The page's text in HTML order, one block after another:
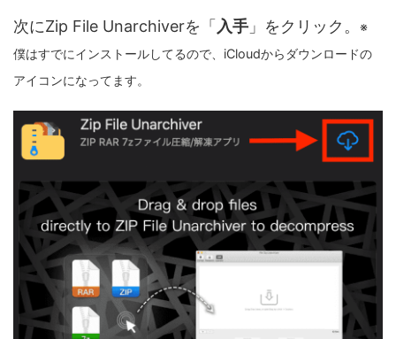
次にZip File Unarchiverを「 入手 」をクリック。
※
僕はすでにインストールしてるので、iCloudからダウンロードの
アイコンになってます。